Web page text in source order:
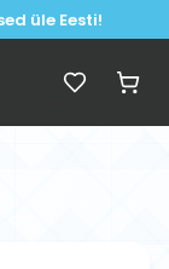
üle Eesti!